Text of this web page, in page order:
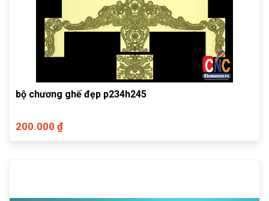
bộ chương ghế đẹp p234h245
200.000 ₫